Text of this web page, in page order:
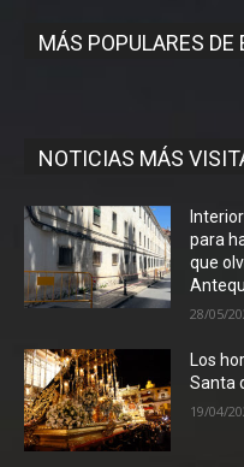
MÁS POPULARES
NOTICIAS MÁS
para
que
28/05/
Los
Santa
19/04/